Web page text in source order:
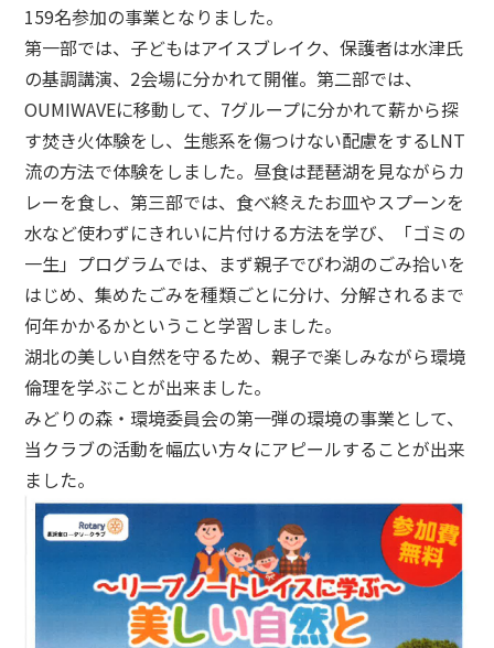
159名参加の事業となりました。
第一部では、子どもはアイスブレイク、保護者は水津氏
の基調講演、2会場に分かれて開催。第二部では、
OUMIWAVEに移動して、7グループに分かれて薪から探
す焚き火体験をし、生態系を傷つけない配慮をするLNT
流の方法で体験をしました。昼食は琵琶湖を見ながらカ
レーを食し、第三部では、食べ終えたお皿やスプーンを
水など使わずにきれいに片付ける方法を学び、「ゴミの
一生」プログラムでは、まず親子でびわ湖のごみ拾いを
はじめ、集めたごみを種類ごとに分け、分解されるまで
何年かかるかということ学習しました。
湖北の美しい自然を守るため、親子で楽しみながら環境
倫理を学ぶことが出来ました。
みどりの森・環境委員会の第一弾の環境の事業として、
当クラブの活動を幅広い方々にアピールすることが出来
ました。